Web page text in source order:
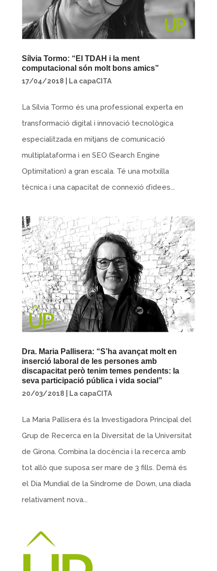
Sílvia Tormo: “El TDAH i la ment
computacional són molt bons amics”
17/04/2018 La capaCITA
La Sílvia Tormo és una professional experta en
transformació digital i innovació tecnològica
especialitzada en mitjans de comunicació
multiplataforma i en SEO (Search Engine
Optimitation) a gran escala. Té una motxilla
tècnica i una capacitat de connexió d’idees...
Dra. Maria Pallisera: “S’ha avançat molt en
inserció laboral de les persones amb
discapacitat però tenim temes pendents: la
seva participació pública i vida social”
20/03/2018 La capaCITA
La Maria Pallisera és la Investigadora Principal del
Grup de Recerca en la Diversitat de la Universitat
de Girona. Combina la docència i la recerca amb
tot allò que suposa ser mare de 3 fills. Demà és
el Dia Mundial de la Síndrome de Down, una diada
relativament nova...